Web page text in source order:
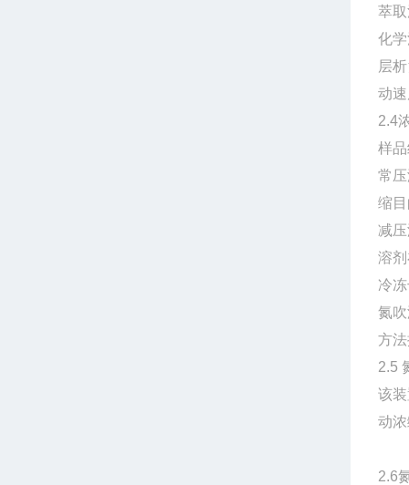
萃
化
层
动
2.4
样
常
缩
减
溶
冷
氮
方
2.5
该
动
2.6